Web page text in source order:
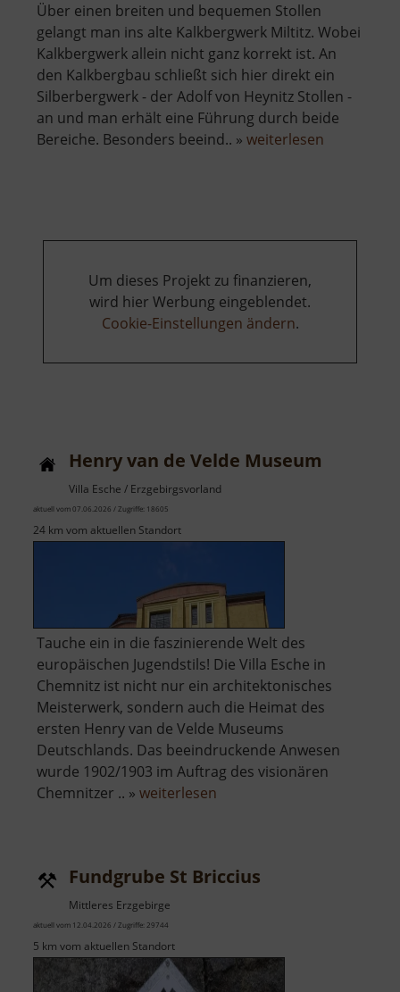
Über einen breiten und bequemen Stollen
gelangt man ins alte Kalkbergwerk Miltitz. Wobei
Kalkbergwerk allein nicht ganz korrekt ist. An
den Kalkbergbau schließt sich hier direkt ein
Silberbergwerk - der Adolf von Heynitz Stollen -
an und man erhält eine Führung durch beide
Bereiche. Besonders beeind.. » weiterlesen
Um dieses Projekt zu finanzieren,
wird hier Werbung eingeblendet.
Cookie-Einstellungen ändern.
Henry van de Velde Museum
Villa Esche / Erzgebirgsvorland
aktuell vom 07.06.2026 / Zugriffe: 18605
24 km vom aktuellen Standort
Tauche ein in die faszinierende Welt des
europäischen Jugendstils! Die Villa Esche in
Chemnitz ist nicht nur ein architektonisches
Meisterwerk, sondern auch die Heimat des
ersten Henry van de Velde Museums
Deutschlands. Das beeindruckende Anwesen
wurde 1902/1903 im Auftrag des visionären
Chemnitzer .. » weiterlesen
Velde
Fundgrube St Briccius
Mittleres Erzgebirge
aktuell vom 12.04.2026 / Zugriffe: 29744
5 km vom aktuellen Standort